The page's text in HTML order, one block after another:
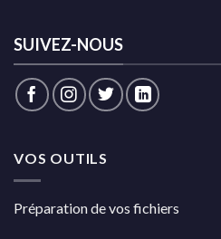
SUIVEZ-NOUS
VOS OUTILS
Préparation de vos fichiers